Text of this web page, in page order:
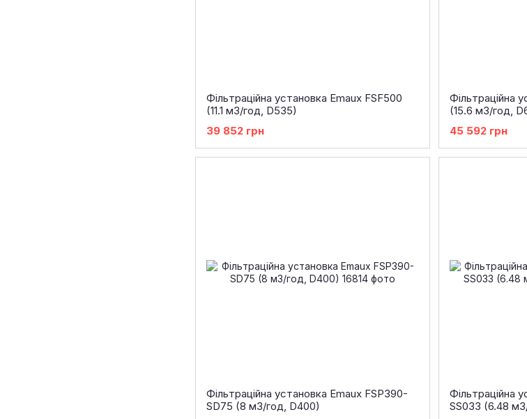
Фільтраційна установка Emaux FSF500
(11.1 м3/год, D535)
39 852 грн
Фільтраційна
(15.6 м3/год,
45 592 грн
Фільтраційна установка Emaux FSP390-
SD75 (8 м3/год, D400)
Фільтраційна
SS033 (6.48